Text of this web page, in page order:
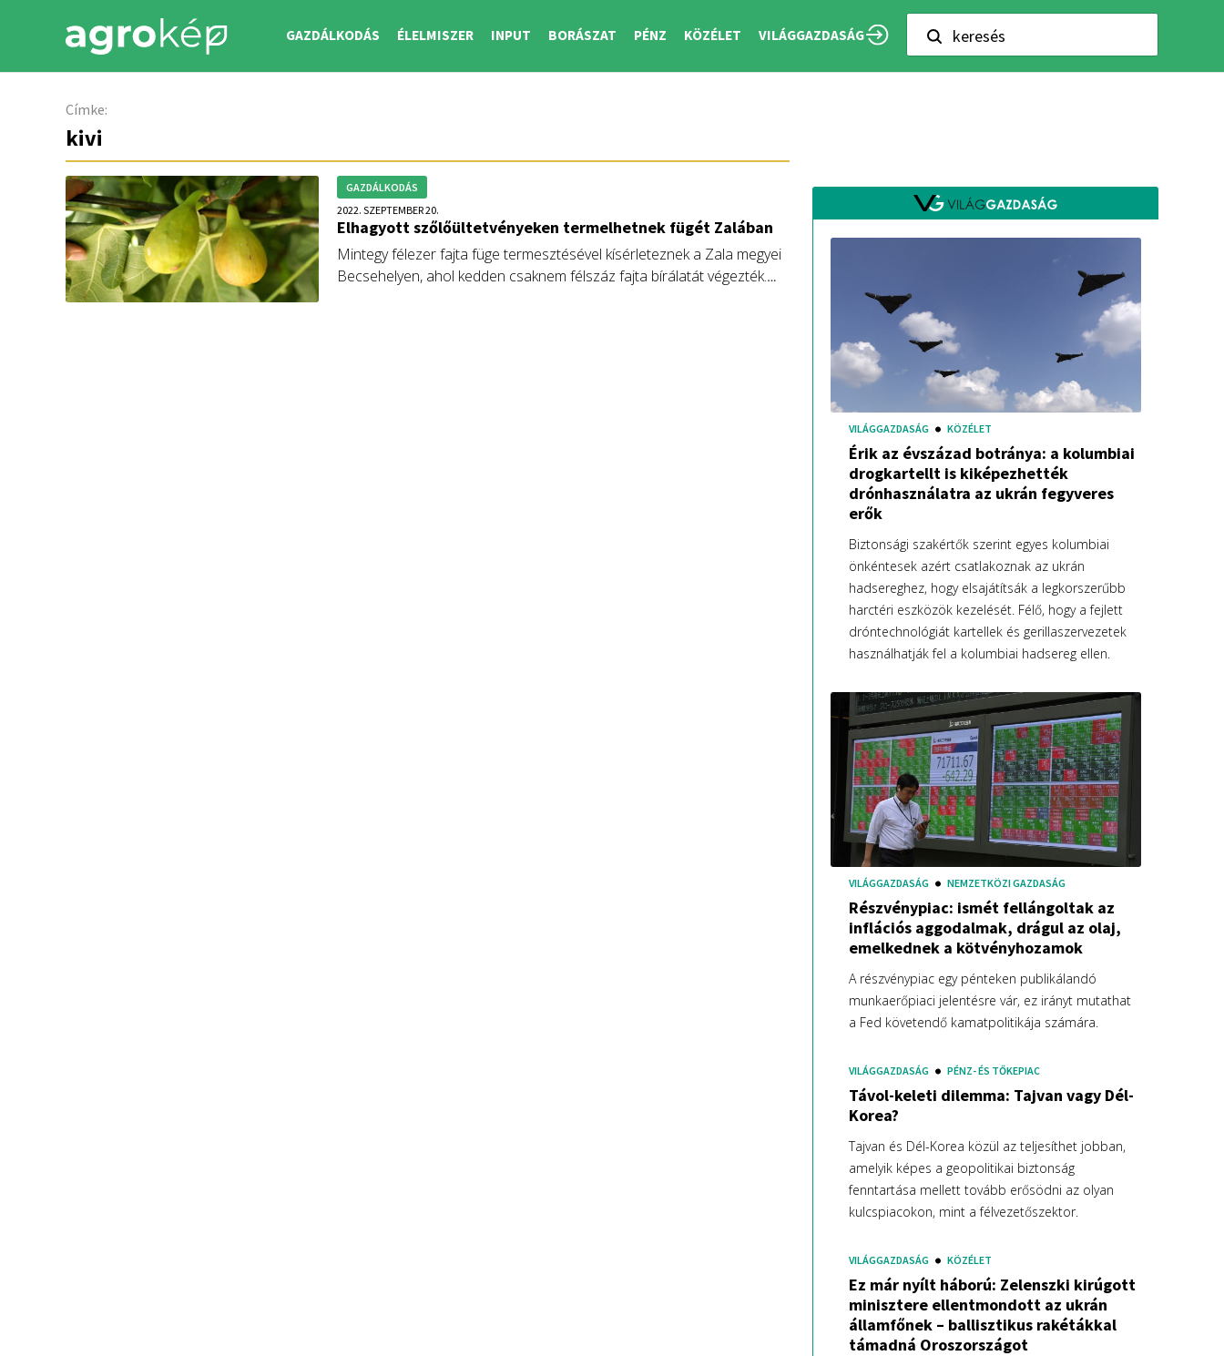
GAZDÁLKODÁS ÉLELMISZER INPUT BORÁSZAT PÉNZ KÖZÉLET VILÁGGAZDASÁG keresés
Címke:
kivi
GAZDÁLKODÁS
2022. SZEPTEMBER 20.
Elhagyott szőlőültetvényeken termelhetnek fügét Zalában
Mintegy félezer fajta füge termesztésével kísérleteznek a Zala megyei
Becsehelyen, ahol kedden csaknem félszáz fajta bírálatát végezték.
VILÁGGAZDASÁG KÖZÉLET
Érik az évszázad botránya: a kolumbiai
drogkartellt is kiképezhették
drónhasználatra az ukrán fegyveres
erők
Biztonsági szakértők szerint egyes kolumbiai
önkéntesek azért csatlakoznak az ukrán
hadsereghez, hogy elsajátítsák a legkorszerűbb
harctéri eszközök kezelését. Félő, hogy a fejlett
dróntechnológiát kartellek és gerillaszervezetek
használhatják fel a kolumbiai hadsereg ellen.
VILÁGGAZDASÁG NEMZETKÖZI GAZDASÁG
Részvénypiac: ismét fellángoltak az
inflációs aggodalmak, drágul az olaj,
emelkednek a kötvényhozamok
A részvénypiac egy pénteken publikálandó
munkaerőpiaci jelentésre vár, ez irányt mutathat
a Fed követendő kamatpolitikája számára.
VILÁGGAZDASÁG PÉNZ- ÉS TŐKEPIAC
Távol-keleti dilemma: Tajvan vagy Dél-
Korea?
Tajvan és Dél-Korea közül az teljesíthet jobban,
amelyik képes a geopolitikai biztonság
fenntartása mellett tovább erősödni az olyan
kulcspiacokon, mint a félvezetőszektor.
VILÁGGAZDASÁG KÖZÉLET
Ez már nyílt háború: Zelenszki kirúgott
minisztere ellentmondott az ukrán
államfőnek – ballisztikus rakétákkal
támadná Oroszországot